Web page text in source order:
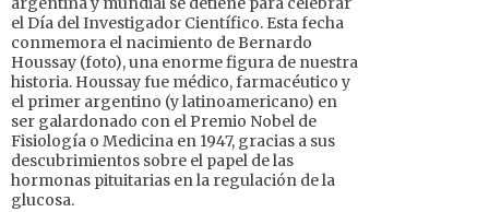
el Día del Investigador Científico. Esta fecha
conmemora el nacimiento de Bernardo
Houssay (foto), una enorme figura de nuestra
historia. Houssay fue médico, farmacéutico y
el primer argentino (y latinoamericano) en
ser galardonado con el Premio Nobel de
Fisiología o Medicina en 1947, gracias a sus
descubrimientos sobre el papel de las
hormonas pituitarias en la regulación de la
glucosa.